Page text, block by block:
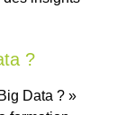
?
Data ? »